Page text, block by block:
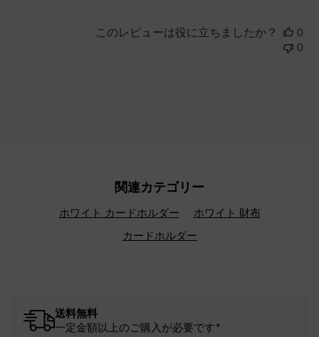
このレビューは役に立ちましたか？
0
0
関連カテゴリー
ホワイト カードホルダー
ホワイト 財布
カードホルダー
送料無料
一定金額以上のご購入が必要です*